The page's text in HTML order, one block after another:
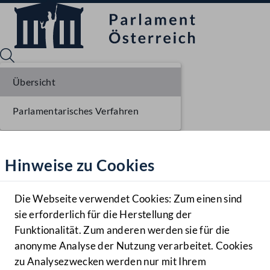
Hilfe
Benutzer
Navigationsmenü öffnen
MENÜ
Hinweise zu Cookies
Die Webseite verwendet Cookies: Zum einen sind
sie erforderlich für die Herstellung der
Funktionalität. Zum anderen werden sie für die
anonyme Analyse der Nutzung verarbeitet. Cookies
zu Analysezwecken werden nur mit Ihrem
Übersicht
Parlamentarisches Verfahren